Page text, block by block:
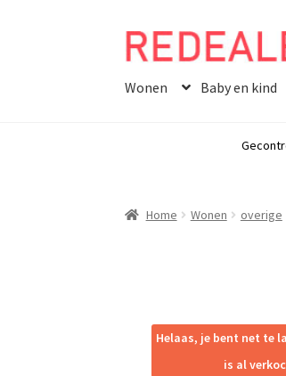
Skip
navigation
Skip
content
Wonen Baby en kind
Home Wonen overige
Helaas, je bent net te
is al